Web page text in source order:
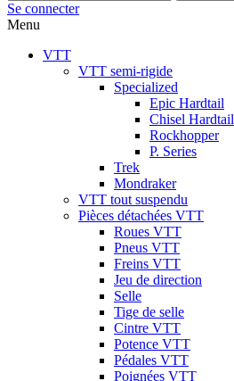
Se connecter
Menu
VTT
VTT semi-rigide
Specialized
Epic Hardtail
Chisel Hardtail
Rockhopper
P. Series
Trek
Mondraker
VTT tout suspendu
Pièces détachées VTT
Roues VTT
Pneus VTT
Freins VTT
Jeu de direction
Selle
Tige de selle
Cintre VTT
Potence VTT
Pédales VTT
Poignées VTT